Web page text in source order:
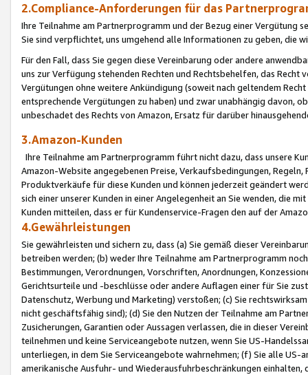
2.Compliance-Anforderungen für das
Ihre Teilnahme am Partnerprogramm und der Bezug einer Vergütung
Sie sind verpflichtet, uns umgehend alle Informationen zu geben, die
Für den Fall, dass Sie gegen diese Vereinbarung oder andere
uns zur Verfügung stehenden Rechten und Rechtsbehelfen, das
Vergütungen ohne weitere Ankündigung (soweit nach geltendem
entsprechende Vergütungen zu haben) und zwar unabhängig davon,
unbeschadet des Rechts von Amazon, Ersatz für darüber
3.Amazon-Kunden
Ihre Teilnahme am Partnerprogramm führt nicht dazu, dass unsere
Amazon-Website angegebenen Preise, Verkaufsbedingungen,
Produktverkäufe für diese Kunden und können jederzeit geändert
sich einer unserer Kunden in einer Angelegenheit an Sie wenden, die
Kunden mitteilen, dass er für Kundenservice-Fragen den auf der
4.Gewährleistungen
Sie gewährleisten und sichern zu, dass (a) Sie gemäß dieser
betreiben werden; (b) weder Ihre Teilnahme am Partnerprogramm
Bestimmungen, Verordnungen, Vorschriften, Anordnungen,
Gerichtsurteile und -beschlüsse oder andere Auflagen einer für Sie
Datenschutz, Werbung und Marketing) verstoßen; (c) Sie
nicht geschäftsfähig sind); (d) Sie den Nutzen der Teilnahme am
Zusicherungen, Garantien oder Aussagen verlassen, die in dieser
teilnehmen und keine Serviceangebote nutzen, wenn Sie US-
unterliegen, in dem Sie Serviceangebote wahrnehmen; (f) Sie alle
amerikanische Ausfuhr- und Wiederausfuhrbeschränkungen